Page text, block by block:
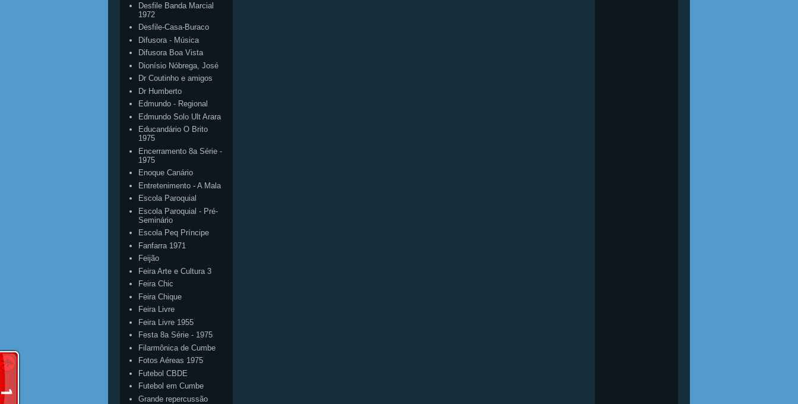
Desfile Banda Marcial
1972
Desfile-Casa-Buraco
Difusora - Música
Difusora Boa Vista
Dionísio Nóbrega, José
Dr Coutinho e amigos
Dr Humberto
Edmundo - Regional
Edmundo Solo Ult Arara
Educandário O Brito
1975
Encerramento 8a Série -
1975
Enoque Canário
Entretenimento - A Mala
Escola Paroquial
Escola Paroquial - Pré-
Seminário
Escola Peq Príncipe
Fanfarra 1971
Feijão
Feira Arte e Cultura 3
Feira Chic
Feira Chique
Feira Livre
Feira Livre 1955
Festa 8a Série - 1975
Filarmônica de Cumbe
Fotos Aéreas 1975
Futebol CBDE
Futebol em Cumbe
Grande repercussão